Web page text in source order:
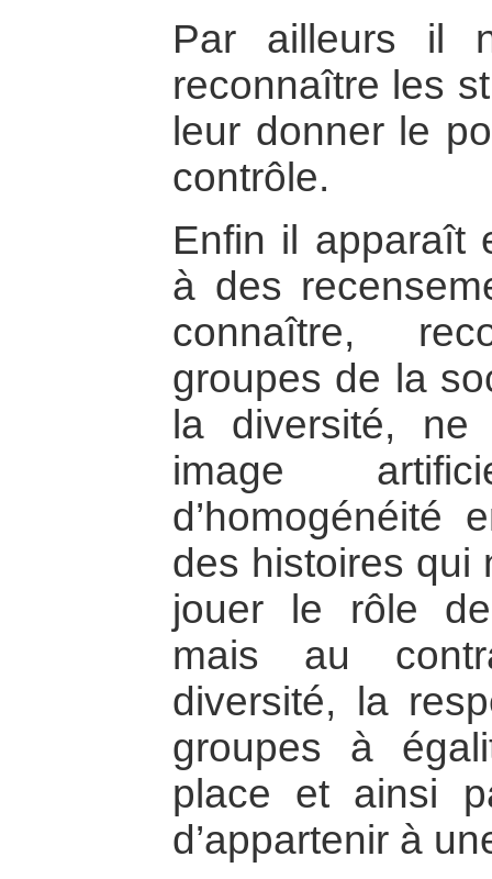
Par ailleurs il
reconnaître les
leur donner le
contrôle.
Enfin il apparaît
à des
connaître,
groupes de la
la diversité,
image
d’homogénéité
des histoires qui
jouer le rôle
mais au
diversité, la
groupes à
place et ainsi
d’appartenir à